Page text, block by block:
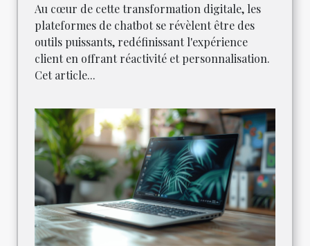
Au cœur de cette transformation digitale, les
plateformes de chatbot se révèlent être des
outils puissants, redéfinissant l'expérience
client en offrant réactivité et personnalisation.
Cet article...